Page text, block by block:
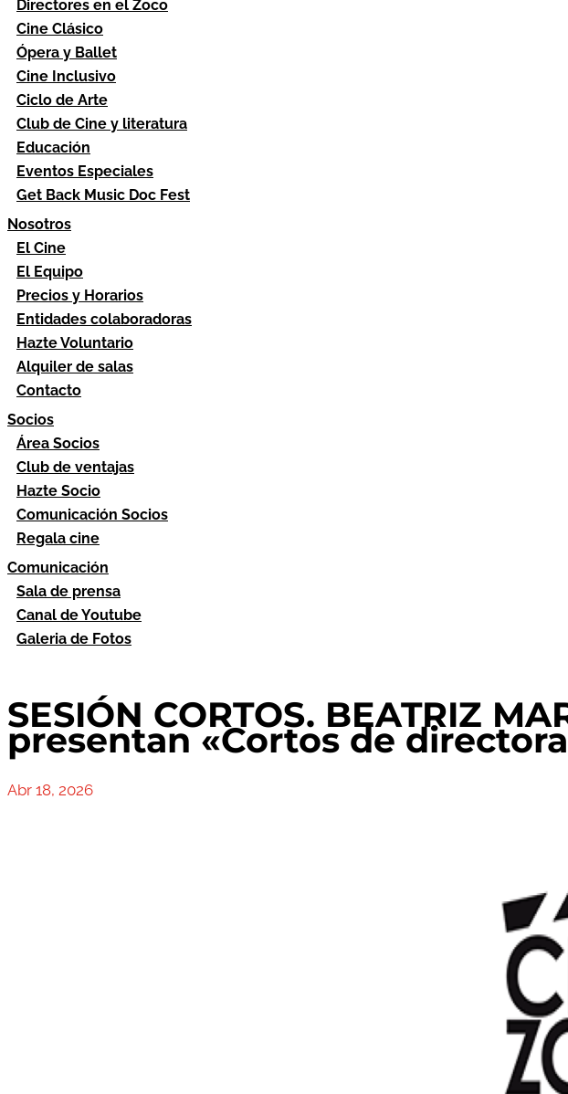
Directores en el Zoco
Cine Clásico
Ópera y Ballet
Cine Inclusivo
Ciclo de Arte
Club de Cine y literatura
Educación
Eventos Especiales
Get Back Music Doc Fest
Nosotros
El Cine
El Equipo
Precios y Horarios
Entidades colaboradoras
Hazte Voluntario
Alquiler de salas
Contacto
Socios
Área Socios
Club de ventajas
Hazte Socio
Comunicación Socios
Regala cine
Comunicación
Sala de prensa
Canal de Youtube
Galeria de Fotos
SESIÓN CORTOS. BEATRIZ
presentan «Cortos de
Abr 18, 2026